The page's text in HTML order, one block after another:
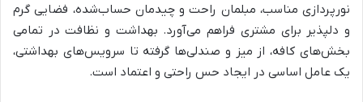
نورپردازی مناسب، مبلمان راحت و چیدمان حساب‌شده، فضایی گرم
و دلپذیر برای مشتری فراهم می‌آورد. بهداشت و نظافت در تمامی
بخش‌های کافه، از میز و صندلی‌ها گرفته تا سرویس‌های بهداشتی،
یک عامل اساسی در ایجاد حس راحتی و اعتماد است.